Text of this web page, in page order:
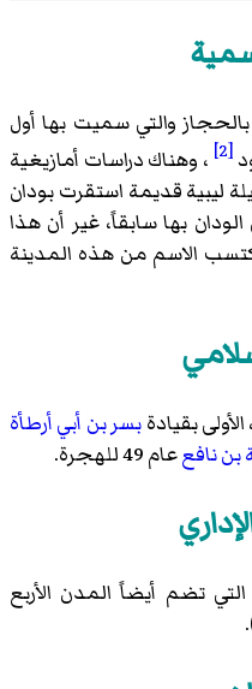
والتي سميت بها أول
[2]
، وهناك دراسات أمازيغية
ليبية قديمة استقرت بودان
الودان بها سابقاً، غير أن هذا
الاسم من هذه المدينة
بقيادةبسر بن أبي أرطأة
بن نافععام 49 للهجرة.
التي تضم أيضاً المدن الأربع